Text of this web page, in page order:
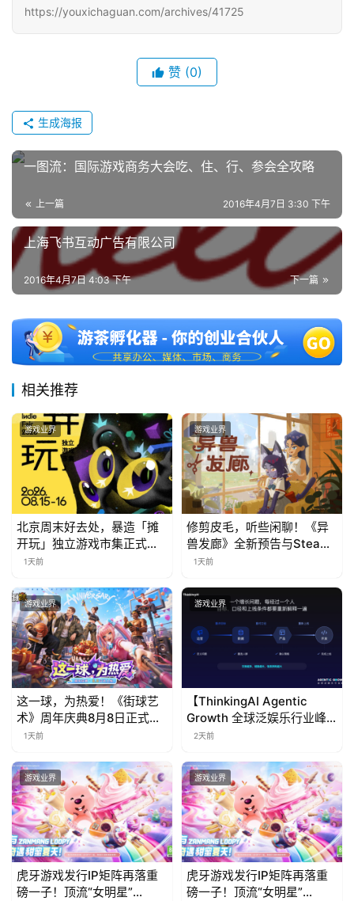
5
金
奖
7
3
0
日
游
对
接
会
上
海
中
文
(
中
国
https://youxichaguan.com/archives/41725
赞 (0)
生成海报
一图流：国际游戏商务大会吃、住、行、参会全攻略
上一篇 2016年4月7日 3:30 下午
上海飞书互动广告有限公司
下一篇
2016年4月7日 4:03 下午
相关推荐
游戏业界
北京周末好去处，暴造「摊
开玩」独立游戏市集正式开
票！
1天前
游戏业界
修剪皮毛，听些闲聊！《异
兽发廊》全新预告与Steam
免费试玩公开
1天前
游戏业界
这一球，为热爱！《街球艺
术》周年庆典8月8日正式上
线，多重福利与全新内容同
1天前
游戏业界
【ThinkingAI Agentic
Growth 全球泛娱乐行业峰
会】Agent 时代，人到底负
2天前
游戏业界
虎牙游戏发行IP矩阵再落重
磅一子！顶流“女明星”
游戏业界
虎牙游戏发行IP矩阵再落重
磅一子！顶流“女明星”